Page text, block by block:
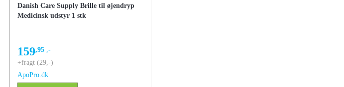
Danish Care Supply Brille til øjendryp
Medicinsk udstyr 1 stk
159,95 ,-
+fragt (29,-)
ApoPro.dk